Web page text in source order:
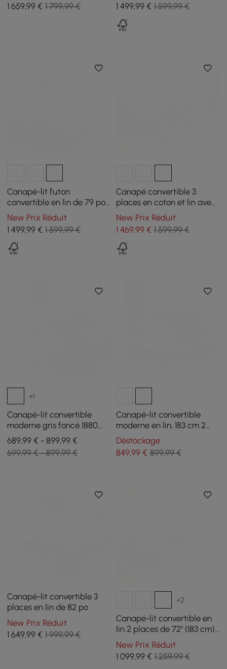
1 659,99 € 1 799,99 €
1 499,99€ 1 599,99 €
Canapé-lit futon
convertible en lin de 79 po,
3 places
New Prix Réduit
1 499,99 € 1 599,99 €
Canapé convertible 3
places en coton et lin avec
rangement, 210 cm
New Prix Réduit
1 469,99€ 1 599,99 €
+1
Canapé-lit convertible
moderne gris foncé 1880
mm avec rembourrage en
coton et lin avec
rangement
689,99 € - 899,99 €
699,99 € - 899,99 €
Canapé-lit convertible
moderne en lin, 183 cm 2
places
Déstockage
849,99€ 899,99 €
Canapé-lit convertible 3
places en lin de 82 po
New Prix Réduit
1 649,99 € 1 999,99 €
+2
Canapé-lit convertible en
lin 2 places de 72" (183 cm)
de long
New Prix Réduit
1 099,99€ 1 259,99 €